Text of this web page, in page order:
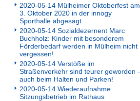
2020-05-14 Mülheimer Oktoberfest am
3. Oktober 2020 in der innogy
Sporthalle abgesagt
2020-05-14 Sozialdezernent Marc
Buchholz: Kinder mit besonderem
Förderbedarf werden in Mülheim nicht
vergessen!
2020-05-14 Verstöße im
Straßenverkehr sind teurer geworden -
auch beim Halten und Parken!
2020-05-14 Wiederaufnahme
Sitzungsbetrieb im Rathaus